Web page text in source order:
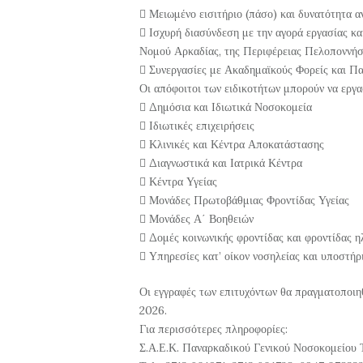
 Μειωμένο εισιτήριο (πάσο) και δυνατότητα
 Ισχυρή διασύνδεση με την αγορά εργασίας
Νομού Αρκαδίας, της Περιφέρειας
 Συνεργασίες με Ακαδημαϊκούς Φορείς και
Οι απόφοιτοι των ειδικοτήτων μπορούν να
 Δημόσια και Ιδιωτικά Νοσοκομεία
 Ιδιωτικές επιχειρήσεις
 Κλινικές και Κέντρα Αποκατάστασης
 Διαγνωστικά και Ιατρικά Κέντρα
 Κέντρα Υγείας
 Μονάδες Πρωτοβάθμιας Φροντίδας Υγείας
 Μονάδες Α΄ Βοηθειών
 Δομές κοινωνικής φροντίδας και φροντίδας
 Υπηρεσίες κατ’ οίκον νοσηλείας και
Οι εγγραφές των επιτυχόντων θα
2026.
Για περισσότερες πληροφορίες:
Σ.Α.Ε.Κ. Παναρκαδικού Γενικού Νοσοκομείου